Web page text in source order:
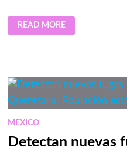
LAS
5
ENFERMEDADES
SEGUROS
EN
JULIO
READ MORE
MEXICO
Detectan nuevas